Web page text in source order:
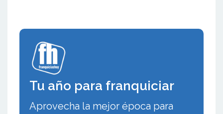
Tu año para franquiciar
Aprovecha la mejor época para